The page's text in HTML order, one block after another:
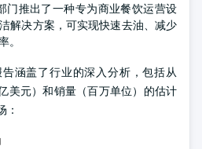
门推出了一种专为商业餐饮运营设
解决方案，可实现快速去油、减少
。
涵盖了行业的深入分析，包括从
美元）和销量（百万单位）的估计
：